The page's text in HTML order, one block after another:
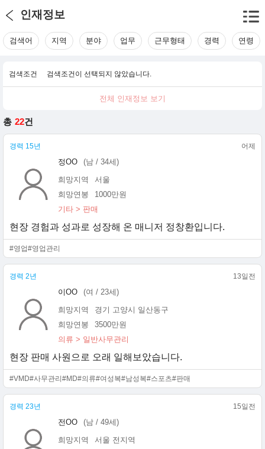
인재정보
검색어 지역 분야 업무 근무형태 경력 연령
검색조건 검색조건이 선택되지 않았습니다.
전체 인재정보 보기
총 22건
경력 15년 어제
정OO
(남 / 34세)
희망지역
서울
희망연봉
1000만원
기타 > 판매
현장 경험과 성과로 성장해 온 매니저 정창환입니다.
#영업#영업관리
경력 2년 13일전
이OO
(여 / 23세)
희망지역
경기 고양시 일산동구
희망연봉
3500만원
의류 > 일반사무관리
현장 판매 사원으로 오래 일해보았습니다.
#VMD#사무관리 #MD#의류#여성복#남성복#스포츠#판매
경력 23년 15일전
전OO
(남 / 49세)
희망지역
서울 전지역